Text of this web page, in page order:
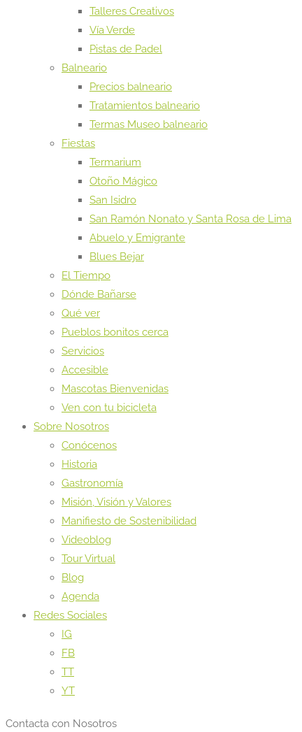
Talleres Creativos
Vía Verde
Pistas de Padel
Balneario
Precios balneario
Tratamientos balneario
Termas Museo balneario
Fiestas
Termarium
Otoño Mágico
San Isidro
San Ramón Nonato y Santa Rosa de Lima
Abuelo y Emigrante
Blues Bejar
El Tiempo
Dónde Bañarse
Qué ver
Pueblos bonitos cerca
Servicios
Accesible
Mascotas Bienvenidas
Ven con tu bicicleta
Sobre Nosotros
Conócenos
Historia
Gastronomía
Misión, Visión y Valores
Manifiesto de Sostenibilidad
Videoblog
Tour Virtual
Blog
Agenda
Redes Sociales
IG
FB
TT
YT
Contacta con Nosotros